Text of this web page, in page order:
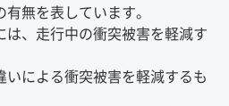
無を表しています。
、走行中の衝突被害を軽減す
による衝突被害を軽減するも